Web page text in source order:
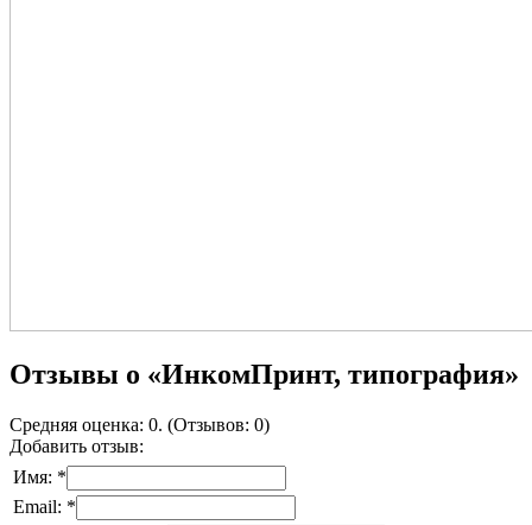
Отзывы о «ИнкомПринт, типография»
Средняя оценка: 0. (Отзывов: 0)
Добавить отзыв:
Имя: *
Email: *